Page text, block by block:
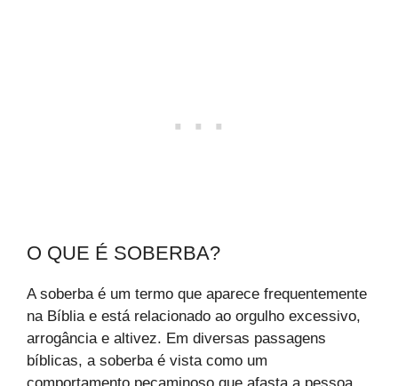
O QUE É SOBERBA?
A soberba é um termo que aparece frequentemente
na Bíblia e está relacionado ao orgulho excessivo,
arrogância e altivez. Em diversas passagens
bíblicas, a soberba é vista como um